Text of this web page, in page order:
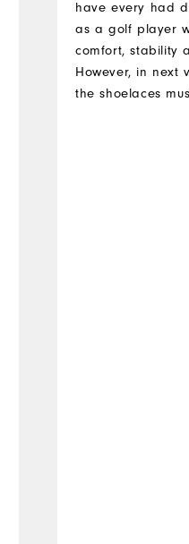
have every had
as a golf player
comfort, stability
However, in next
the shoelaces